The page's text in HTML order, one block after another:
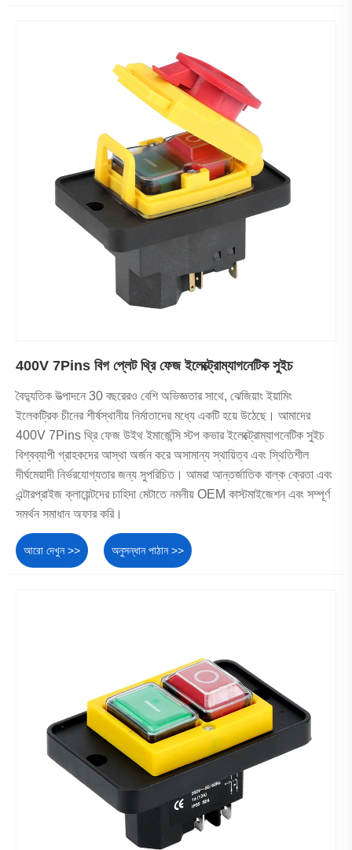
400V 7Pins বিগ প্লেট থ্রি ফেজ ইলেক্ট্রোম্যাগনেটিক সুইচ
বৈদ্যুতিক উত্পাদনে 30 বছরেরও বেশি অভিজ্ঞতার সাথে, ঝেজিয়াং ইয়ামিং
ইলেকট্রিক চীনের শীর্ষস্থানীয় নির্মাতাদের মধ্যে একটি হয়ে উঠেছে। আমাদের
400V 7Pins থ্রি ফেজ উইথ ইমার্জেন্সি স্টপ কভার ইলেক্ট্রোম্যাগনেটিক সুইচ
বিশ্বব্যাপী গ্রাহকদের আস্থা অর্জন করে অসামান্য স্থায়িত্ব এবং স্থিতিশীল
দীর্ঘমেয়াদী নির্ভরযোগ্যতার জন্য সুপরিচিত। আমরা আন্তর্জাতিক বাল্ক ক্রেতা এবং
এন্টারপ্রাইজ ক্লায়েন্টদের চাহিদা মেটাতে নমনীয় OEM কাস্টমাইজেশন এবং সম্পূর্ণ
সমর্থন সমাধান অফার করি।
আরো দেখুন >> অনুসন্ধান পাঠান >>